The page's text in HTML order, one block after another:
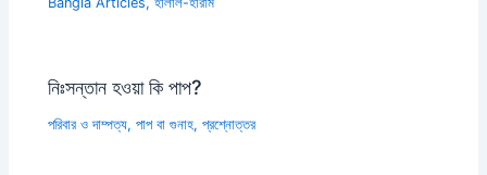
নিঃসন্তান হওয়া কি পাপ?
পরিবার ও দাম্পত্য,পাপ বা গুনাহ,প্রশ্নোত্তর